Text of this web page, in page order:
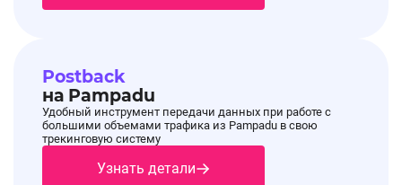
Postback
на Pampadu
Удобный инструмент передачи данных при работе с
большими объемами трафика из Pampadu в свою
трекинговую систему
Узнать детали